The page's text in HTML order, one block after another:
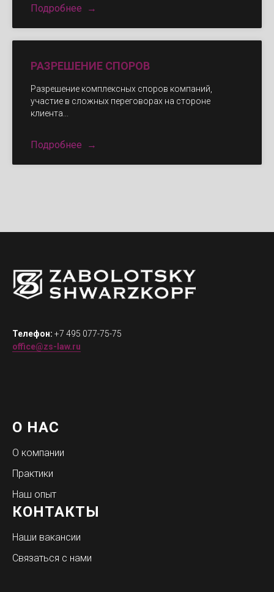
Подробнее
РАЗРЕШЕНИЕ СПОРОВ
Разрешение комплексных споров компаний,
участие в сложных переговорах на стороне
клиента...
Подробнее
Телефон: +7 495 077-75-75
office@zs-law.ru
О НАС
О компании
Практики
Наш опыт
КОНТАКТЫ
Наши вакансии
Связаться с нами